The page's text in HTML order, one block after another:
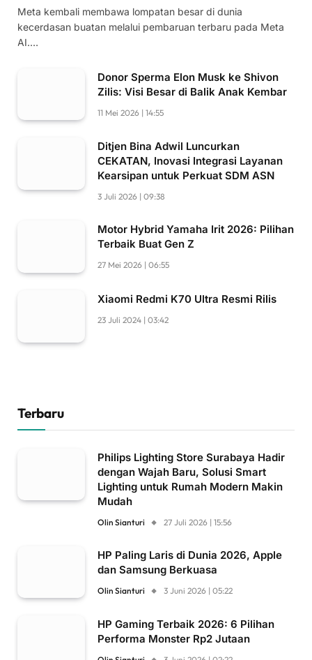
Meta kembali membawa lompatan besar di dunia
kecerdasan buatan melalui pembaruan terbaru pada Meta
AI.…
Donor Sperma Elon Musk ke Shivon
Zilis: Visi Besar di Balik Anak Kembar
11 Mei 2026 | 14:55
Ditjen Bina Adwil Luncurkan
CEKATAN, Inovasi Integrasi Layanan
Kearsipan untuk Perkuat SDM ASN
3 Juli 2026 | 09:38
Motor Hybrid Yamaha Irit 2026: Pilihan
Terbaik Buat Gen Z
27 Mei 2026 | 06:55
Xiaomi Redmi K70 Ultra Resmi Rilis
23 Juli 2024 | 03:42
Terbaru
Philips Lighting Store Surabaya Hadir
dengan Wajah Baru, Solusi Smart
Lighting untuk Rumah Modern Makin
Mudah
Olin Sianturi 27 Juli 2026 | 15:56
HP Paling Laris di Dunia 2026, Apple
dan Samsung Berkuasa
Olin Sianturi 3 Juni 2026 | 05:22
HP Gaming Terbaik 2026: 6 Pilihan
Performa Monster Rp2 Jutaan